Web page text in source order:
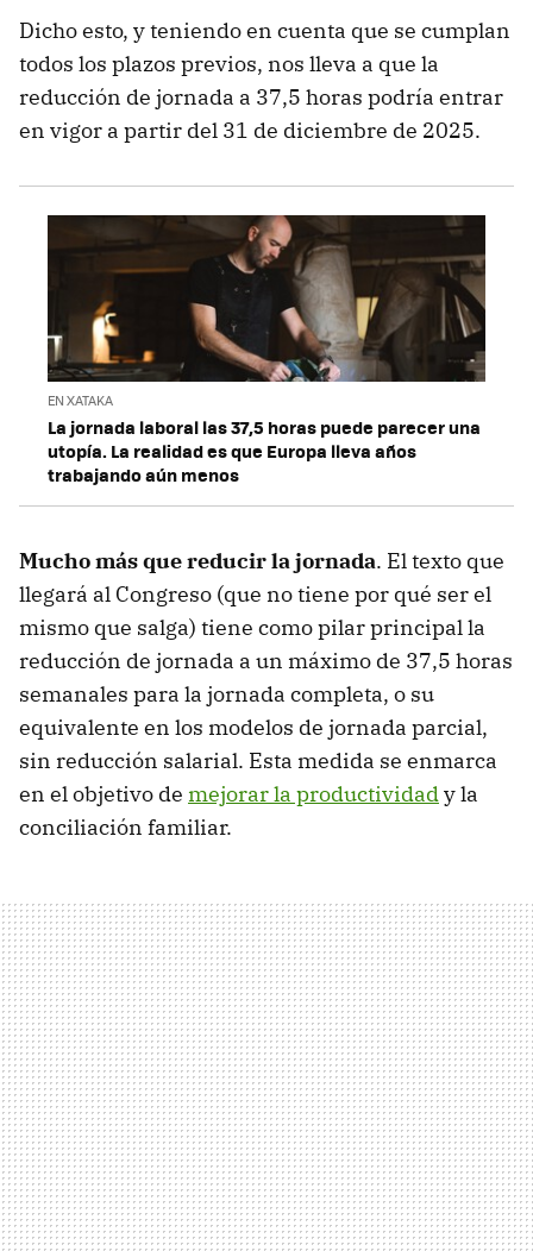
Dicho esto, y teniendo en cuenta que se cumplan
todos los plazos previos, nos lleva a que la
reducción de jornada a 37,5 horas podría entrar
en vigor a partir del 31 de diciembre de 2025.
EN XATAKA
La jornada laboral las 37,5 horas puede parecer una
utopía. La realidad es que Europa lleva años
trabajando aún menos
Mucho más que reducir la jornada. El texto que
llegará al Congreso (que no tiene por qué ser el
mismo que salga) tiene como pilar principal la
reducción de jornada a un máximo de 37,5 horas
semanales para la jornada completa, o su
equivalente en los modelos de jornada parcial,
sin reducción salarial. Esta medida se enmarca
en el objetivo de mejorar la productividady la
conciliación familiar.